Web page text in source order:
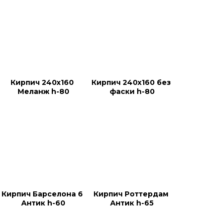
Кирпич 240х160
Меланж h-80
Кирпич 240х160 без
фаски h-80
Кирпич Барселона 6
Антик h-60
Кирпич Роттердам
Антик h-65